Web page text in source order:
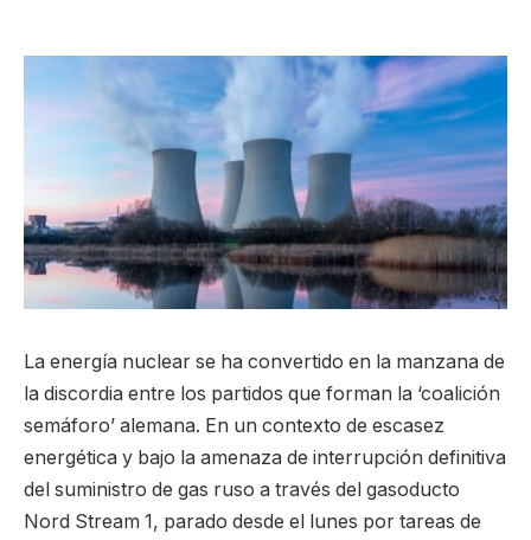
La energía nuclear se ha convertido en la manzana de
la discordia entre los partidos que forman la ‘coalición
semáforo’ alemana. En un contexto de escasez
energética y bajo la amenaza de interrupción definitiva
del suministro de gas ruso a través del gasoducto
Nord Stream 1, parado desde el lunes por tareas de